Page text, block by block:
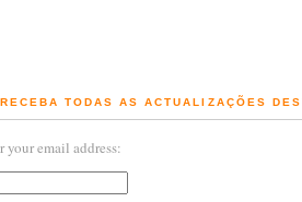
TODAS AS ACTUALIZAÇÕES
your email address: